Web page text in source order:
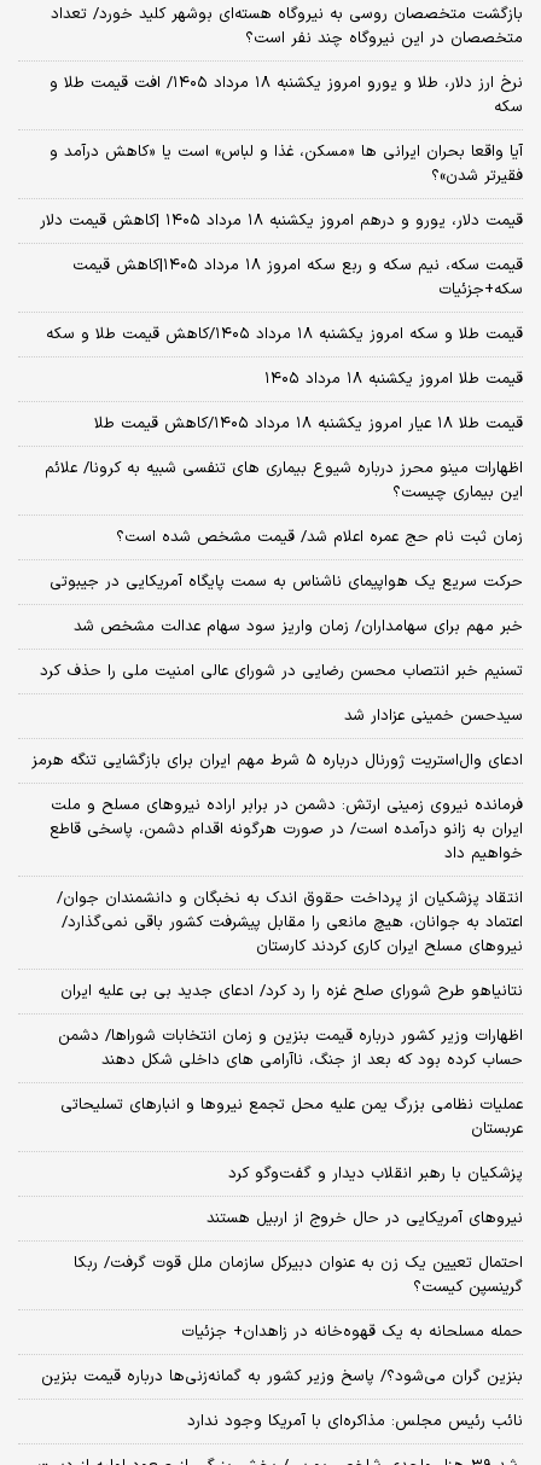
بازگشت متخصصان روسی به نیروگاه هسته‌ای بوشهر کلید خورد/ تعداد
متخصصان در این نیروگاه چند نفر است؟
نرخ ارز دلار، طلا و یورو امروز یکشنبه ۱۸ مرداد ۱۴۰۵/ افت قیمت طلا و
سکه
آیا واقعا بحران ایرانی ها «مسکن، غذا و لباس» است یا «کاهش درآمد و
فقیرتر شدن»؟
قیمت دلار، یورو و درهم امروز یکشنبه ۱۸ مرداد ۱۴۰۵ |کاهش قیمت دلار
قیمت سکه، نیم سکه و ربع سکه امروز ۱۸ مرداد ۱۴۰۵|کاهش قیمت
سکه+جزئیات
قیمت طلا و سکه امروز یکشنبه ۱۸ مرداد ۱۴۰۵/کاهش قیمت طلا و سکه
قیمت طلا امروز یکشنبه ۱۸ مرداد ۱۴۰۵
قیمت طلا ۱۸ عیار امروز یکشنبه ۱۸ مرداد ۱۴۰۵/کاهش قیمت طلا
اظهارات مینو محرز درباره شیوع بیماری‌ های تنفسی شبیه به کرونا/ علائم
این بیماری چیست؟
زمان ثبت‌ نام حج عمره اعلام شد/ قیمت مشخص شده است؟
حرکت سریع یک هواپیمای ناشناس به سمت پایگاه آمریکایی در جیبوتی
خبر مهم برای سهامداران/ زمان واریز سود سهام عدالت مشخص شد
تسنیم خبر انتصاب محسن رضایی در شورای عالی امنیت ملی را حذف کرد
سیدحسن خمینی عزادار شد
ادعای وال‌استریت ژورنال درباره ۵ شرط مهم ایران برای بازگشایی تنگه هرمز
فرمانده نیروی زمینی ارتش: دشمن در برابر اراده نیروهای مسلح و ملت
ایران به زانو درآمده است/ در صورت هرگونه اقدام دشمن، پاسخی قاطع
خواهیم داد
انتقاد پزشکیان از پرداخت حقوق اندک به نخبگان و دانشمندان جوان/
اعتماد به جوانان، هیچ مانعی را مقابل پیشرفت کشور باقی نمی‌گذارد/
نیروهای مسلح ایران کاری کردند کارستان
نتانیاهو طرح شورای صلح غزه را رد کرد/ ادعای جدید بی بی علیه ایران
اظهارات وزیر کشور درباره قیمت بنزین و زمان انتخابات شوراها/ دشمن
حساب کرده بود که بعد از جنگ، ناآرامی‌ های داخلی شکل دهند
عملیات نظامی بزرگ یمن علیه محل تجمع نیروها و انبارهای تسلیحاتی
عربستان
پزشکیان با رهبر انقلاب دیدار و گفت‌وگو کرد
نیروهای آمریکایی در حال خروج از اربیل هستند
احتمال تعیین یک زن به عنوان دبیرکل سازمان ملل قوت گرفت/ ربکا
گرینسپن کیست؟
حمله مسلحانه به یک قهوه‌خانه در زاهدان+ جزئیات
بنزین گران می‌شود؟/ پاسخ وزیر کشور به گمانه‌زنی‌ها درباره قیمت بنزین
نائب رئیس مجلس: مذاکره‌ای با آمریکا وجود ندارد